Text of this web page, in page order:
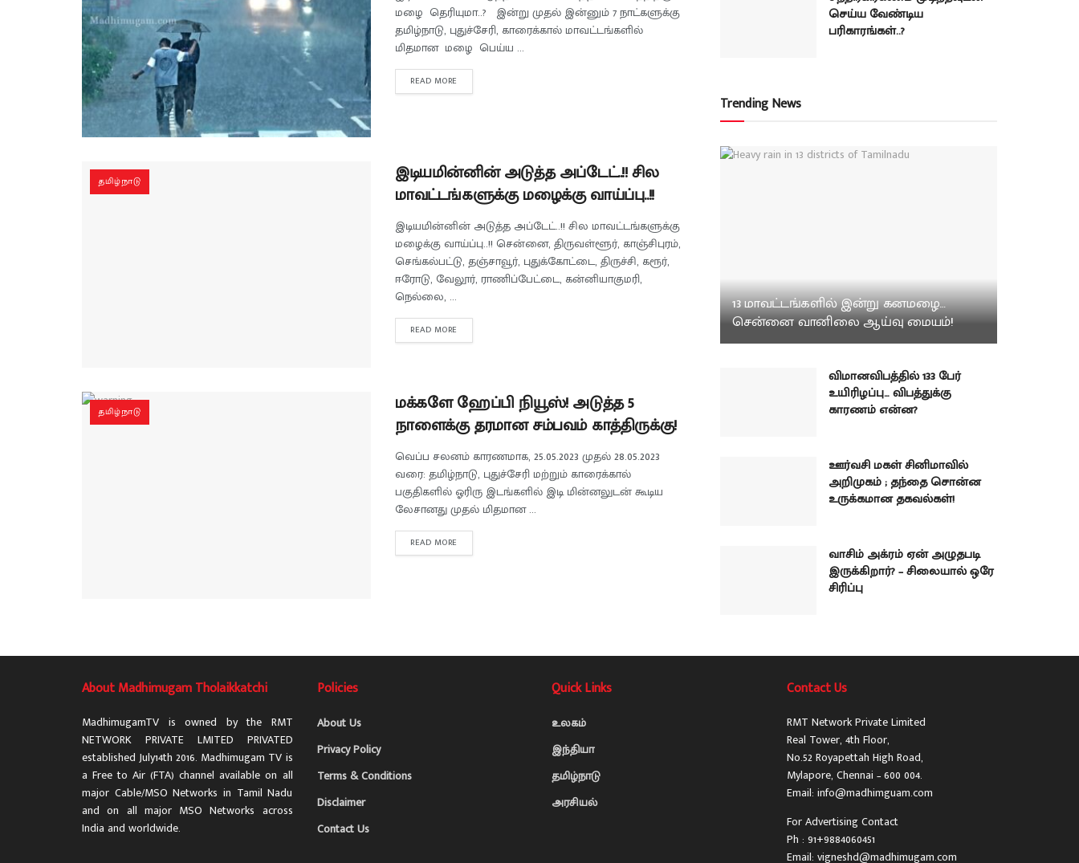
மழை தெரியுமா..? இன்று முதல் இன்னும் 7 நாட்களுக்கு
தமிழ்நாடு, புதுச்சேரி, காரைக்கால் மாவட்டங்களில்
மிதமான மழை பெய்ய ...
READ MORE
தமிழ்நாடு
இடியமின்னின் அடுத்த அப்டேட்..!! சில
மாவட்டங்களுக்கு மழைக்கு வாய்ப்பு..!!
இடியமின்னின் அடுத்த அப்டேட்..!! சில மாவட்டங்களுக்கு
மழைக்கு வாய்ப்பு..!! சென்னை, திருவள்ளூர், காஞ்சிபுரம்,
செங்கல்பட்டு, தஞ்சாவூர், புதுக்கோட்டை, திருச்சி, கரூர்,
ஈரோடு, வேலூர், ராணிப்பேட்டை, கன்னியாகுமரி,
நெல்லை, ...
READ MORE
தமிழ்நாடு
மக்களே ஹேப்பி நியூஸ்! அடுத்த 5
நாளைக்கு தரமான சம்பவம் காத்திருக்கு!
வெப்ப சலனம் காரணமாக, 25.05.2023 முதல் 28.05.2023
வரை: தமிழ்நாடு, புதுச்சேரி மற்றும் காரைக்கால்
பகுதிகளில் ஓரிரு இடங்களில் இடி மின்னலுடன் கூடிய
லேசானது முதல் மிதமான ...
READ MORE
செய்ய வேண்டிய
பரிகாரங்கள்..?
Trending News
13 மாவட்டங்களில் இன்று கனமழை…
சென்னை வானிலை ஆய்வு மையம்!
விமானவிபத்தில் 133 பேர்
உயிரிழப்பு… விபத்துக்கு
காரணம் என்ன?
ஊர்வசி மகள் சினிமாவில்
அறிமுகம் ; தந்தை சொன்ன
உருக்கமான தகவல்கள்!
வாசிம் அக்ரம் ஏன் அழுதபடி
இருக்கிறார்? – சிலையால் ஒரே
சிரிப்பு
About Madhimugam Tholaikkatchi
MadhimugamTV is owned by the RMT
NETWORK PRIVATE LMITED PRIVATED
established July14th 2016. Madhimugam TV is
a Free to Air (FTA) channel available on all
major Cable/MSO Networks in Tamil Nadu
and on all major MSO Networks across
India and worldwide.
Policies
About Us
Privacy Policy
Terms & Conditions
Disclaimer
Contact Us
Quick Links
உலகம்
இந்தியா
தமிழ்நாடு
அரசியல்
Contact Us
RMT Network Private Limited
Real Tower, 4th Floor,
No.52 Royapettah High Road,
Mylapore, Chennai – 600 004.
Email: info@madhimguam.com
For Advertising Contact
Ph : 91+9884060451
Email: vigneshd@madhimugam.com